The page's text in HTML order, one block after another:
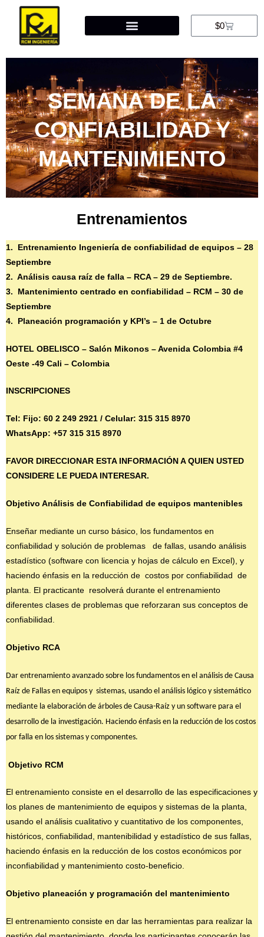
$0
SEMANA DE LA
CONFIABILIDAD Y
MANTENIMIENTO
Entrenamientos
1. Entrenamiento Ingeniería de confiabilidad de equipos – 28
Septiembre
2. Análisis causa raíz de falla – RCA – 29 de Septiembre.
3. Mantenimiento centrado en confiabilidad – RCM – 30 de
Septiembre
4. Planeación programación y KPI’s – 1 de Octubre
HOTEL OBELISCO – Salón Mikonos – Avenida Colombia #4
Oeste -49 Cali – Colombia
INSCRIPCIONES
Tel: Fijo: 60 2 249 2921 / Celular: 315 315 8970
WhatsApp: +57 315 315 8970
FAVOR DIRECCIONAR ESTA INFORMACIÓN A QUIEN USTED
CONSIDERE LE PUEDA INTERESAR.
Objetivo Análisis de Confiabilidad de equipos mantenibles
Enseñar mediante un curso básico, los fundamentos en
confiabilidad y solución de problemas de fallas, usando análisis
estadístico (software con licencia y hojas de cálculo en Excel), y
haciendo énfasis en la reducción de costos por confiabilidad de
planta. El practicante resolverá durante el entrenamiento
diferentes clases de problemas que reforzaran sus conceptos de
confiabilidad.
Objetivo RCA
Dar entrenamiento avanzado sobre los fundamentos en el análisis de Causa
Raíz de Fallas en equipos y sistemas, usando el análisis lógico y sistemático
mediante la elaboración de árboles de Causa-Raíz y un software para el
desarrollo de la investigación. Haciendo énfasis en la reducción de los costos
por falla en los sistemas y componentes.
Objetivo RCM
El entrenamiento consiste en el desarrollo de las especificaciones y
los planes de mantenimiento de equipos y sistemas de la planta,
usando el análisis cualitativo y cuantitativo de los componentes,
históricos, confiabilidad, mantenibilidad y estadístico de sus fallas,
haciendo énfasis en la reducción de los costos económicos por
inconfiabilidad y mantenimiento costo-beneficio.
Objetivo planeación y programación del mantenimiento
El entrenamiento consiste en dar las herramientas para realizar la